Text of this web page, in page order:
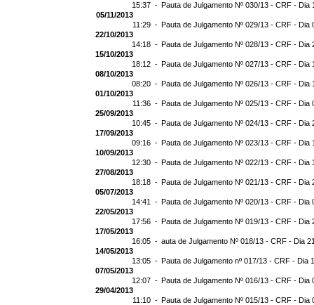
15:37 - Pauta de Julgamento Nº 030/13 - CRF - Dia
05/11/2013
11:29 - Pauta de Julgamento Nº 029/13 - CRF - Dia
22/10/2013
14:18 - Pauta de Julgamento Nº 028/13 - CRF - Dia
15/10/2013
18:12 - Pauta de Julgamento Nº 027/13 - CRF - Dia
08/10/2013
08:20 - Pauta de Julgamento Nº 026/13 - CRF - Dia
01/10/2013
11:36 - Pauta de Julgamento Nº 025/13 - CRF - Dia
25/09/2013
10:45 - Pauta de Julgamento Nº 024/13 - CRF - Dia
17/09/2013
09:16 - Pauta de Julgamento Nº 023/13 - CRF - Dia
10/09/2013
12:30 - Pauta de Julgamento Nº 022/13 - CRF - Dia
27/08/2013
18:18 - Pauta de Julgamento Nº 021/13 - CRF - Dia
05/07/2013
14:41 - Pauta de Julgamento Nº 020/13 - CRF - Dia
22/05/2013
17:56 - Pauta de Julgamento Nº 019/13 - CRF - Dia
17/05/2013
16:05 - auta de Julgamento Nº 018/13 - CRF - Dia
14/05/2013
13:05 - Pauta de Julgamento nº 017/13 - CRF - Dia
07/05/2013
12:07 - Pauta de Julgamento Nº 016/13 - CRF - Dia
29/04/2013
11:10 - Pauta de Julgamento Nº 015/13 - CRF - Dia